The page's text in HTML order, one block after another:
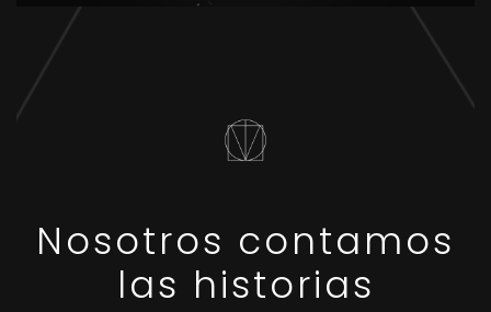
Nosotros contamos
las historias